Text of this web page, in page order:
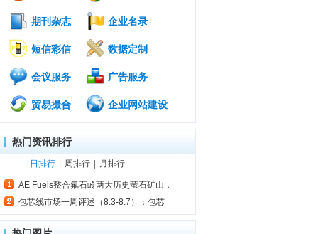
期刊杂志 企业名录
短信彩信 数据定制
会议服务 广告服务
贸易撮合 企业网站建设
热门资讯排行
日排行 周排行 月排行
AE Fuels整合氟石岭两大历史萤石矿山，
包芯线市场一周评述（8.3-8.7）：包芯